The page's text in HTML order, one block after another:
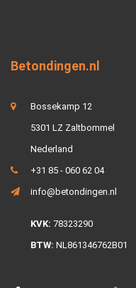
Betondingen.nl
Bossekamp 12
5301 LZ Zaltbommel
Nederland
+31 85 - 060 62 04
info@betondingen.nl
KVK: 78323290
BTW: NL861346762B01